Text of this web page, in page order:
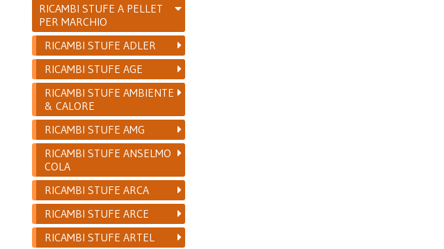
RICAMBI STUFE A PELLET
PER MARCHIO
RICAMBI STUFE ADLER
RICAMBI STUFE AGE
RICAMBI STUFE AMBIENTE
& CALORE
RICAMBI STUFE AMG
RICAMBI STUFE ANSELMO
COLA
RICAMBI STUFE ARCA
RICAMBI STUFE ARCE
RICAMBI STUFE ARTEL